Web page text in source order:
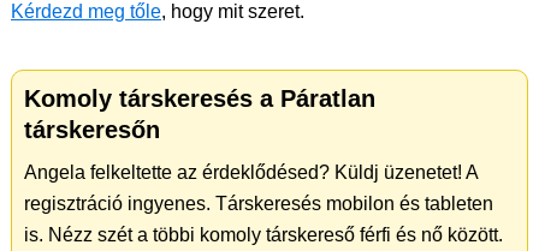
Kérdezd meg tőle, hogy mit szeret.
Komoly társkeresés a Páratlan
társkeresőn
Angela felkeltette az érdeklődésed? Küldj üzenetet! A
regisztráció ingyenes. Társkeresés mobilon és tableten
is. Nézz szét a többi komoly társkereső férfi és nő között.